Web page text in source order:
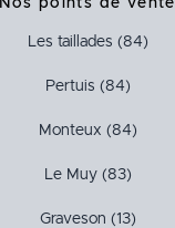
Les taillades (84)
Pertuis (84)
Monteux (84)
Le Muy (83)
Graveson (13)